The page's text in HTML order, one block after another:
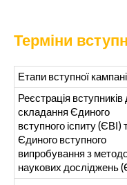
Терміни
Етапи вступної
Реєстрація вступників
складання Єдиного
вступного іспиту (ЄВІ)
Єдиного вступного
випробування з
наукових досліджень